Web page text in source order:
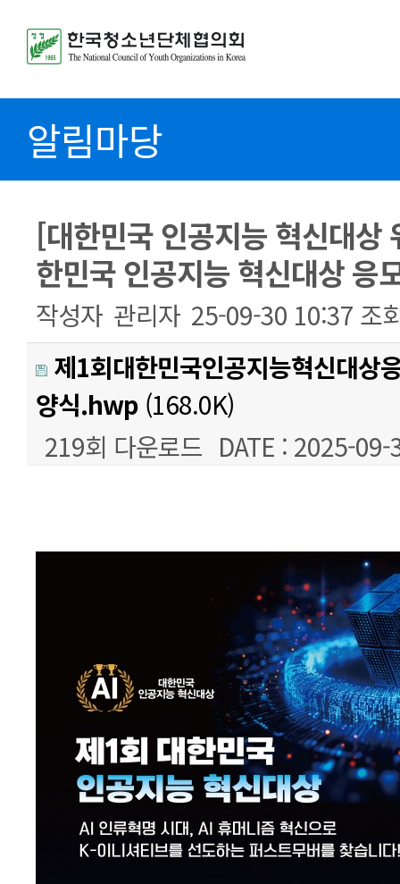
알림마당
[대한민국 인공지능 혁신대상
한민국 인공지능 혁신대상
작성자 관리자 25-09-30 10:37 조
제1회대한민국인공지능혁신대상
양식.hwp (168.0K)
219회 다운로드 DATE : 2025-
본문